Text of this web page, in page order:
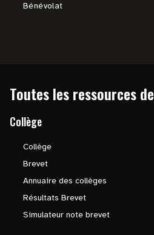
Bénévolat
Toutes les ressources de
Collège
Collège
Brevet
Annuaire des collèges
Résultats Brevet
Simulateur note brevet